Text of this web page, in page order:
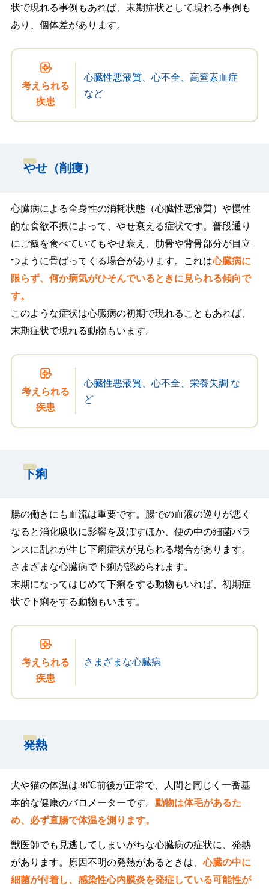
状で現れる事例もあれば、末期症状として現れる事例も
あり、個体差があります。
考えられる
疾患
心臓性悪液質、心不全、高窒素血症
など
やせ（削痩）
心臓病による全身性の消耗状態（心臓性悪液質）や慢性
的な食欲不振によって、やせ衰える症状です。普段通り
にご飯を食べていてもやせ衰え、肋骨や背骨部分が目立
つように骨ばってくる場合があります。これは心臓病に
限らず、何か病気がひそんでいるときに見られる傾向で
す。
このような症状は心臓病の初期で現れることもあれば、
末期症状で現れる動物もいます。
考えられる
疾患
心臓性悪液質、心不全、栄養失調 な
ど
下痢
腸の働きにも血流は重要です。腸での血液の巡りが悪く
なると消化吸収に影響を及ぼすほか、便の中の細菌バラ
ンスに乱れが生じ下痢症状が見られる場合があります。
さまざまな心臓病で下痢が認められます。
末期になってはじめて下痢をする動物もいれば、初期症
状で下痢をする動物もいます。
考えられる
疾患
さまざまな心臓病
発熱
犬や猫の体温は38℃前後が正常で、人間と同じく一番基
本的な健康のバロメーターです。 動物は体毛があるた
め、必ず直腸で体温を測ります。
獣医師でも見逃してしまいがちな心臓病の症状に、発熱
があります。原因不明の発熱があるときは、心臓の中に
細菌が付着し、感染性心内膜炎を発症している可能性が